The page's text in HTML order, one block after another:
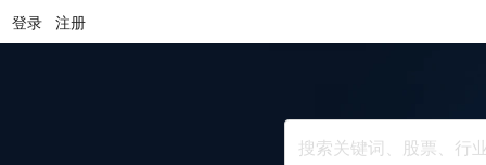
登录 注册